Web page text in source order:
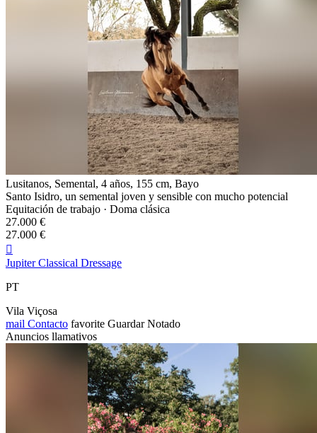
Lusitanos, Semental, 4 años, 155 cm, Bayo
Santo Isidro, un semental joven y sensible con mucho potencial
Equitación de trabajo · Doma clásica
27.000 €
27.000 €

Jupiter Classical Dressage
PT
Vila Viçosa
mail Contacto favorite Guardar Notado
Anuncios llamativos